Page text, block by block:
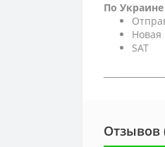
По Украине
Новая
SAT
Отзывов